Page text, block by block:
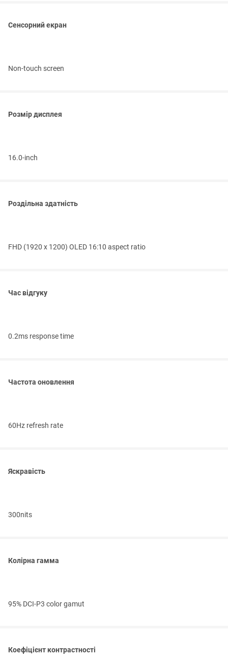
Сенсорний екран
Non-touch screen
Розмір дисплея
16.0-inch
Роздільна здатність
FHD (1920 x 1200) OLED 16:10 aspect ratio
Час відгуку
0.2ms response time
Частота оновлення
60Hz refresh rate
Яскравість
300nits
Колірна гамма
95% DCI-P3 color gamut
Коефіцієнт контрастності